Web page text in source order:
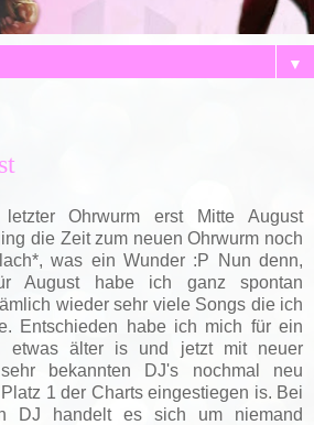
▼
Ohrwurm erst Mitte August
die Zeit zum neuen Ohrwurm noch
was ein Wunder :P Nun denn,
August habe ich ganz spontan
wieder sehr viele Songs die ich
Entschieden habe ich mich für ein
etwas älter is und jetzt mit neuer
bekannten DJ's nochmal neu
1 der Charts eingestiegen is. Bei
DJ handelt es sich um niemand